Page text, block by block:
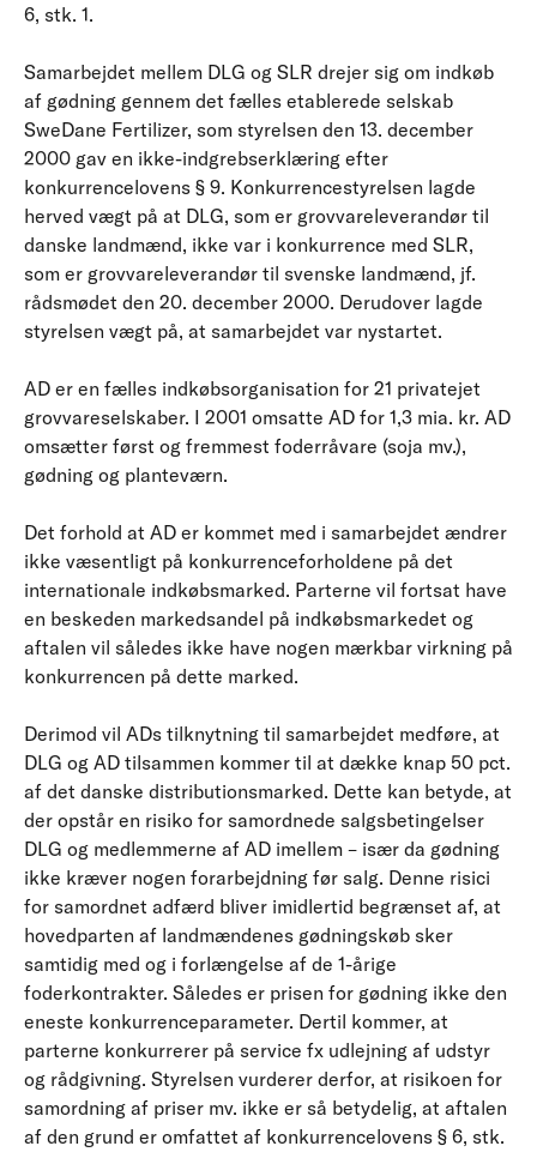
6, stk. 1.
Samarbejdet mellem DLG og SLR drejer sig om indkøb
af gødning gennem det fælles etablerede selskab
SweDane Fertilizer, som styrelsen den 13. december
2000 gav en ikke-indgrebserklæring efter
konkurrencelovens § 9. Konkurrencestyrelsen lagde
herved vægt på at DLG, som er grovvareleverandør til
danske landmænd, ikke var i konkurrence med SLR,
som er grovvareleverandør til svenske landmænd, jf.
rådsmødet den 20. december 2000. Derudover lagde
styrelsen vægt på, at samarbejdet var nystartet.
AD er en fælles indkøbsorganisation for 21 privatejet
grovvareselskaber. I 2001 omsatte AD for 1,3 mia. kr. AD
omsætter først og fremmest foderråvare (soja mv.),
gødning og planteværn.
Det forhold at AD er kommet med i samarbejdet ændrer
ikke væsentligt på konkurrenceforholdene på det
internationale indkøbsmarked. Parterne vil fortsat have
en beskeden markedsandel på indkøbsmarkedet og
aftalen vil således ikke have nogen mærkbar virkning på
konkurrencen på dette marked.
Derimod vil ADs tilknytning til samarbejdet medføre, at
DLG og AD tilsammen kommer til at dække knap 50 pct.
af det danske distributionsmarked. Dette kan betyde, at
der opstår en risiko for samordnede salgsbetingelser
DLG og medlemmerne af AD imellem – især da gødning
ikke kræver nogen forarbejdning før salg. Denne risici
for samordnet adfærd bliver imidlertid begrænset af, at
hovedparten af landmændenes gødningskøb sker
samtidig med og i forlængelse af de 1-årige
foderkontrakter. Således er prisen for gødning ikke den
eneste konkurrenceparameter. Dertil kommer, at
parterne konkurrerer på service fx udlejning af udstyr
og rådgivning. Styrelsen vurderer derfor, at risikoen for
samordning af priser mv. ikke er så betydelig, at aftalen
af den grund er omfattet af konkurrencelovens § 6, stk.